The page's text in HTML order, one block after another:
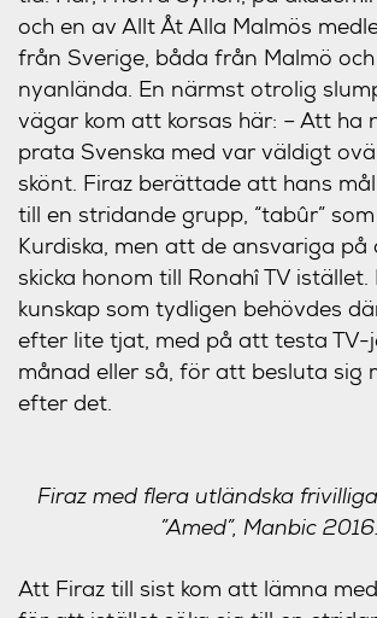
och en av Allt Åt Alla Malmös
från Sverige, båda från Malmö
nyanlända. En närmst otrolig
vägar kom att korsas här: – Att ha
prata Svenska med var väldigt
skönt. Firaz berättade att hans
till en stridande grupp, “tabûr”
Kurdiska, men att de ansvariga på
skicka honom till Ronahî TV
kunskap som tydligen behövdes
efter lite tjat, med på att testa TV-
månad eller så, för att besluta sig
efter det.
Firaz med flera utländska
”Amed”, Manbic 2016.
Att Firaz till sist kom att lämna